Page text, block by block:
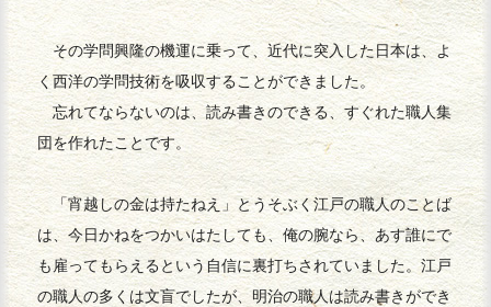
その学問興隆の機運に乗って、近代に突入した日本は、よ
く西洋の学問技術を吸収することができました。
忘れてならないのは、読み書きのできる、すぐれた職人集
団を作れたことです。
「宵越しの金は持たねえ」とうそぶく江戸の職人のことば
は、今日かねをつかいはたしても、俺の腕なら、あす誰にで
も雇ってもらえるという自信に裏打ちされていました。江戸
の職人の多くは文盲でしたが、明治の職人は読み書きができ